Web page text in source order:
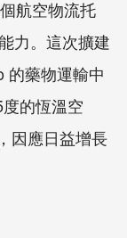
航空物流托
力。這次擴建
的藥物運輸中
的恆溫空
因應日益增長